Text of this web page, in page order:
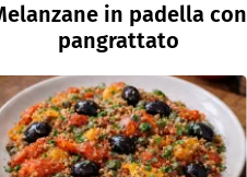
in padella con
pangrattato